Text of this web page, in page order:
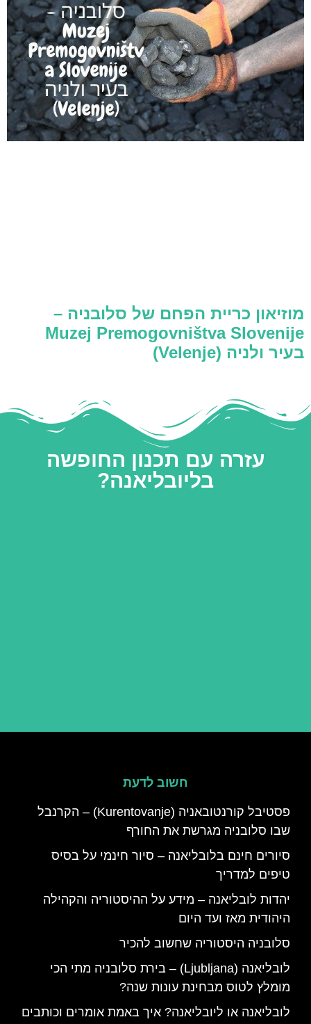
מוזיאון כריית הפחם של סלובניה –
Muzej Premogovništva Slovenije
בעיר ולניה (Velenje)
עזרה עם תכנון החופשה
בליובליאנה?
חשוב לדעת
פסטיבל קורנטובאניה (Kurentovanje) – הקרנבל
שבו סלובניה מגרשת את החורף
סיורים חינם בלובליאנה – סיור חינמי על בסיס
טיפים למדריך
יהדות לובליאנה – מידע על ההיסטוריה והקהילה
היהודית מאז ועד היום
סלובניה היסטוריה שחשוב להכיר
לובליאנה (Ljubljana) – בירת סלובניה מתי הכי
מומלץ לטוס מבחינת עונות שנה?
לובליאנה או ליובליאנה? איך באמת אומרים וכותבים